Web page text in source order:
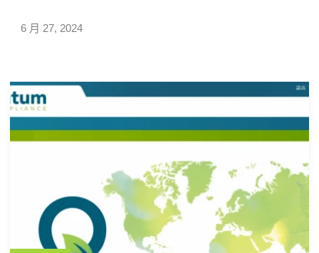
6 月 27, 2024
理、法規鑑別和碳盤查中的應用，展示了AI如何助力EHS